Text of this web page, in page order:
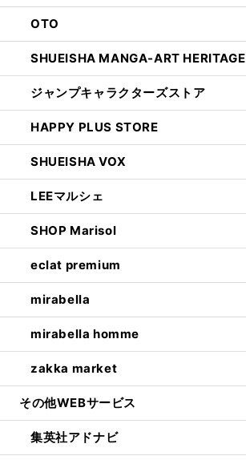
OTO
SHUEISHA MANGA-ART HERITAGE
ジャンプキャラクターズストア
HAPPY PLUS STORE
SHUEISHA VOX
LEEマルシェ
SHOP Marisol
eclat premium
mirabella
mirabella homme
zakka market
その他WEBサービス
集英社アドナビ